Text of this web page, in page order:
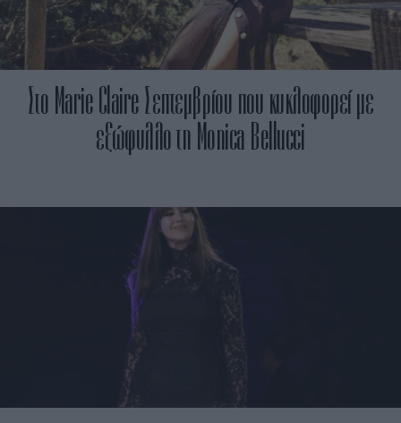
Στο Marie Claire Σεπτεμβρίου που κυκλοφορεί με
εξώφυλλο τη Monica Bellucci